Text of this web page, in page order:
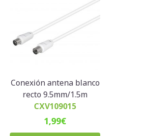
Conexión antena blanco
recto 9.5mm/1.5m
CXV109015
1,99€